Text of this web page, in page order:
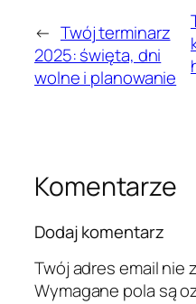
← Twój terminarz
2025: święta, dni
wolne i planowanie
Komentarze
Dodaj komentarz
Twój adres email nie
Wymagane pola są